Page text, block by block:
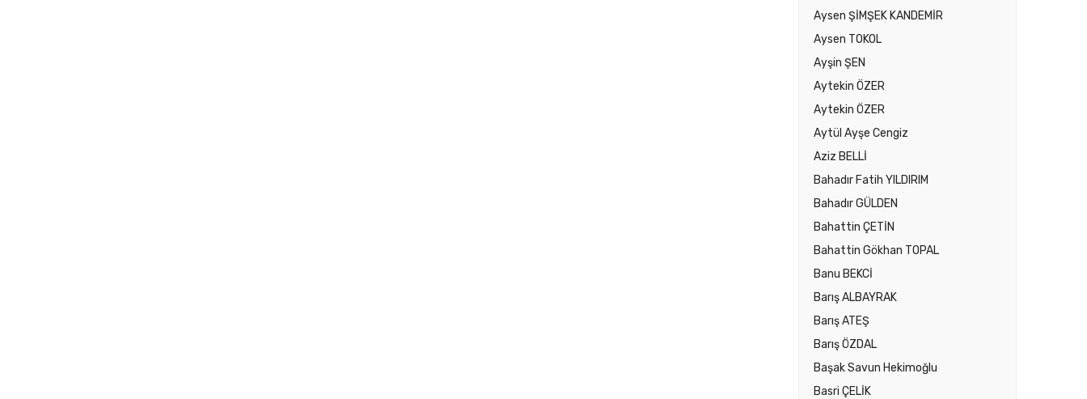
Aysen ŞİMŞEK KANDEMİR
Aysen TOKOL
Ayşin ŞEN
Aytekin ÖZER
Aytekin ÖZER
Aytül Ayşe Cengiz
Aziz BELLİ
Bahadır Fatih YILDIRIM
Bahadır GÜLDEN
Bahattin ÇETİN
Bahattin Gökhan TOPAL
Banu BEKCİ
Barış ALBAYRAK
Barış ATEŞ
Barış ÖZDAL
Başak Savun Hekimoğlu
Basri ÇELİK